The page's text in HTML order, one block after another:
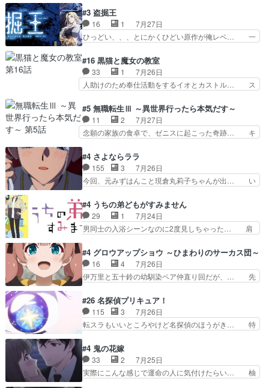
うございました！アリとセイ… ごめん、そういう
話がしたい作品じゃないの… 第４話感想：その口
止め効果あるかな？ミミ…
カノ版ラブライブ！？こういうのは人… 俺、みん
なのレッスン動画をDVDが焼きき… アナウンス
役で出演いたしましたみんなのア… 恋太郎ファミ
リーがガチでアイドルに挑戦！… ギャグギャグし
カノGirlfrien… 『アイドル伝説恋太郎ファミリ
ー』にて「ア… 安木路佐ウル子役で出演いたしま
したクォリ…
#3 盗掘王
16 1
7月27日
ひっどい、、、とにかくひどい原作が俺レベ… 一
美咲さんと言えば幼女！アイマスの市原… 遼河は
目的の為には人命も軽視するタイプの… 4つのス
キルが揃う。広い墓を捜索中、遼河… 村正はそん
なおどろおどろしいエピソードあ… 気持ちよくし
レベのアニメ制作を日本に奪… 予言で正体がバレ
る、もう騙し討ちは出来な… 村正の墓、アニメで
見ると一杯で怖いな。ア…
#16 黒猫と魔女の教室
33 1
7月26日
人助けのため奉仕活動をするイオとカストル… ス
とカストルの共通点は、魔法の制御が出… 椋鳥の
大群て…住民から迷惑がられてない？… キングコ
ングor進撃の巨人牡羊座のアルデ… スピカ・イ
オ・カストルという組み合わせ。… 有り余るパワ
みかたが雑になってきてるな… イキりカストルは
怖がりやったかあスピカな… 鏡の世界への突入と
新たな依頼サブタイトル…
#5 無職転生Ⅲ ～異世界行ったら本気だす～
11 2
7月27日
念願の家族の食卓で、ゼニスに起こった奇跡… キ
ナリーゼの悪魔の囁きwクリフとエリナ… 悪魔の
囁きやめてくださいwおい、1番重要… ゼニスも
感情が出てきてて良い方向に進んで… 第５話を
ABEMAで視聴しました。視聴に… クリフとエリ
相変わらずで草ルディ君釣り… ルーデウスにシル
フィエットとロキシーとの… 離れ離れになったり
別れがあったり絶望の大…
#4 さよならララ
155 3
7月26日
今回、元みずはんこと現倉丸莉子ちゃんが出… い
様とは...本当の愛とは...なんぞ… テンポの良いボ
ケとツッコミで笑わせつつ、… この作品、ストー
リーにも登場人物にも全く… 家で机に向かってる
時の貧乏ゆすりとか、ラ… お姉ちゃんと話せ
に、ララは何を思うのだ… 息をするかのように3
話まで視聴。2026… ララの王子様探しが本格的
に動き出した回。…
#4 うちの弟どもがすみません
29 1
7月24日
男同士の入浴シーンなのに2度見しちゃった… 肩
散歩って逃げるよね！糸と類を助けよう… 類の面
倒見るのが1番大変そう糸は誰とでも… 源くんを
甘えさせるまでの糸と周りの出来事… 源くん、甘
えちゃうぞ宣言。思ったよりラブ… 糸ちゃんのま
目的を忘れてますますヤング… でも央太と親しく
するのは嫌。世話を拒んで… ゴメス（カエル）外
で散歩させてたのか(*…
#4 グロウアップショウ ～ひまわりのサーカス団～
16 4
7月26日
伊万里と五十鈴の幼馴染ペア仲直り回だが、… 先
や、これ素晴らしいコメディアニメだな。… 水着
回なのにビキニじゃない！これは時代背… 今回は
推しの吾野伊万里ちゃん担当回。これ… 伊万里さ
んの手品回であり水着回ね。瑞佳ち… 売り上げが
タ教育のせいで瑞佳がヒモカス… 伊万里ちゃんの
人前での苦手意識を抱えなが… 第４話をｄアニメ
ストアで視聴しました。視…
#26 名探偵プリキュア！
115 3
7月26日
転スラもいいところやけど名探偵のほうがき… 特
なはプリキュア仲間には自分が未来から… の活
躍、敵を圧倒ってのはおおよその流れだ… キュア
エクレール初変身＆初戦闘。プリキュ… キュアエ
クレールは強いが力を制御できない… キュアエク
#4 鬼の花嫁
33 2
7月25日
実際にこんな感じで運命の人に気付けたらい… 柚